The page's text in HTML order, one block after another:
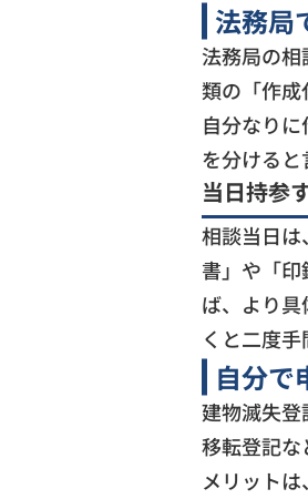
法務局
法務局の
類の「作
自分なり
を分けると
当日持参
相談当日
書」や「
ば、より
くと二度手
自分で
建物滅失
移転登記
メリット